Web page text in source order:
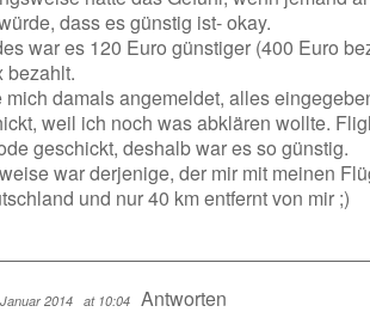
dass es günstig ist- okay.
war es 120 Euro günstiger (400 Euro
bezahlt.
mich damals angemeldet, alles
weil ich noch was abklären wollte.
geschickt, deshalb war es so günstig.
war derjenige, der mir mit meinen
und nur 40 km entfernt von mir ;)
2014 at 10:04 Antworten